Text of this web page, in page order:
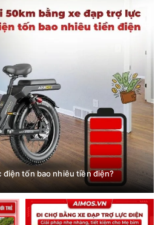
điện tốn bao nhiêu tiền điện?